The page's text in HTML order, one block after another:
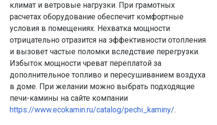
климат и ветровые нагрузки. При грамотных
расчетах оборудование обеспечит комфортные
условия в помещениях. Нехватка мощности
отрицательно отразится на эффективности отопления
и вызовет частые поломки вследствие перегрузки.
Избыток мощности чреват переплатой за
дополнительное топливо и пересушиванием воздуха
в доме. При желании можно выбрать подходящие
печи-камины на сайте компании
https://www.ecokamin.ru/catalog/pechi_kaminy/.